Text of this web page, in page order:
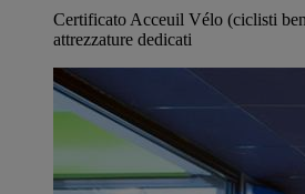
Certificato Acceuil Vélo (ciclisti
attrezzature dedicati